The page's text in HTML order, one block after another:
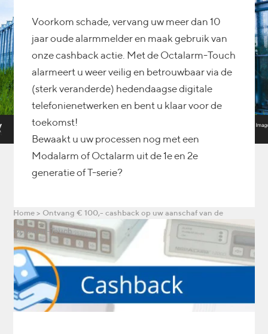
Voorkom schade, vervang uw meer dan 10
jaar oude alarmmelder en maak gebruik van
onze cashback actie. Met de Octalarm-Touch
alarmeert u weer veilig en betrouwbaar via de
(sterk veranderde) hedendaagse digitale
telefonienetwerken en bent u klaar voor de
toekomst!
Bewaakt u uw processen nog met een
Modalarm of Octalarm uit de 1e en 2e
generatie of T-serie?
Home > Ontvang € 100,- cashback op uw aanschaf van de
Octalarm-Touch